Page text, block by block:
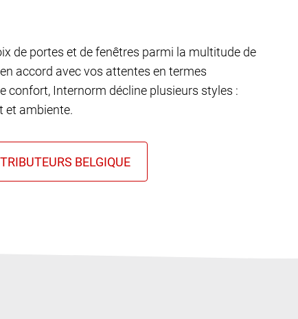
de portes et de fenêtres parmi la multitude de
accord avec vos attentes en termes
confort, Internorm décline plusieurs styles :
et ambiente.